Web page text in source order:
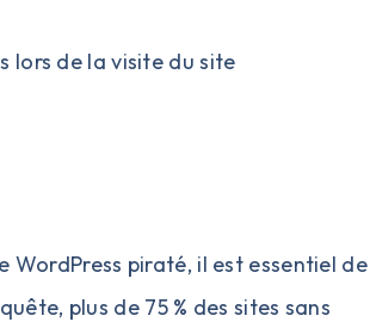
lors de la visite du site
piraté, il est essentiel de
plus de 75 % des sites sans